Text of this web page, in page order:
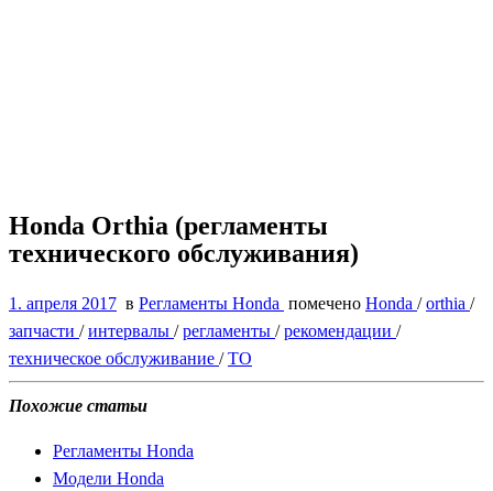
Honda Orthia (регламенты
технического обслуживания)
1. апреля 2017 в Регламенты Honda помечено Honda /orthia /
запчасти /интервалы /регламенты /рекомендации /
техническое обслуживание /ТО
Похожие статьи
Регламенты Honda
Модели Honda